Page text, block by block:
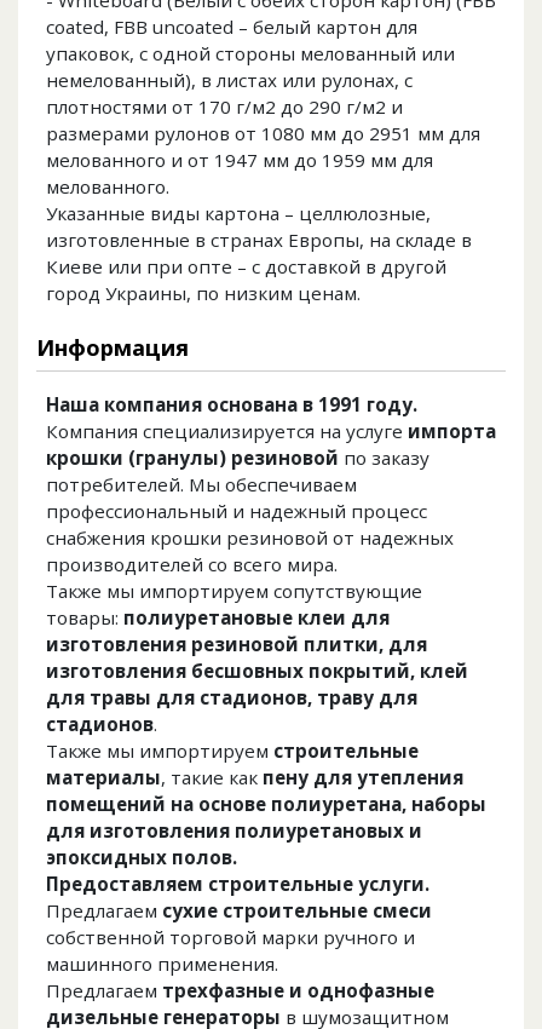
coated, FBB uncoated – белый картон для
упаковок, с одной стороны мелованный или
немелованный), в листах или рулонах, с
плотностями от 170 г/м2 до 290 г/м2 и
размерами рулонов от 1080 мм до 2951 мм для
мелованного и от 1947 мм до 1959 мм для
мелованного.
Указанные виды картона – целлюлозные,
изготовленные в странах Европы, на складе в
Киеве или при опте – с доставкой в другой
город Украины, по низким ценам.
Информация
Наша компания основана в 1991 году.
Компания специализируется на услуге импорта
крошки (гранулы) резиновой по заказу
потребителей. Мы обеспечиваем
профессиональный и надежный процесс
снабжения крошки резиновой от надежных
производителей со всего мира.
Также мы импортируем сопутствующие
товары: полиуретановые клеи для
изготовления резиновой плитки, для
изготовления бесшовных покрытий, клей
для травы для стадионов, траву для
стадионов.
Также мы импортируем строительные
материалы, такие как пену для утепления
помещений на основе полиуретана, наборы
для изготовления полиуретановых и
эпоксидных полов.
Предоставляем строительные услуги.
Предлагаем сухие строительные смеси
собственной торговой марки ручного и
машинного применения.
Предлагаем трехфазные и однофазные
дизельные генераторы в шумозащитном